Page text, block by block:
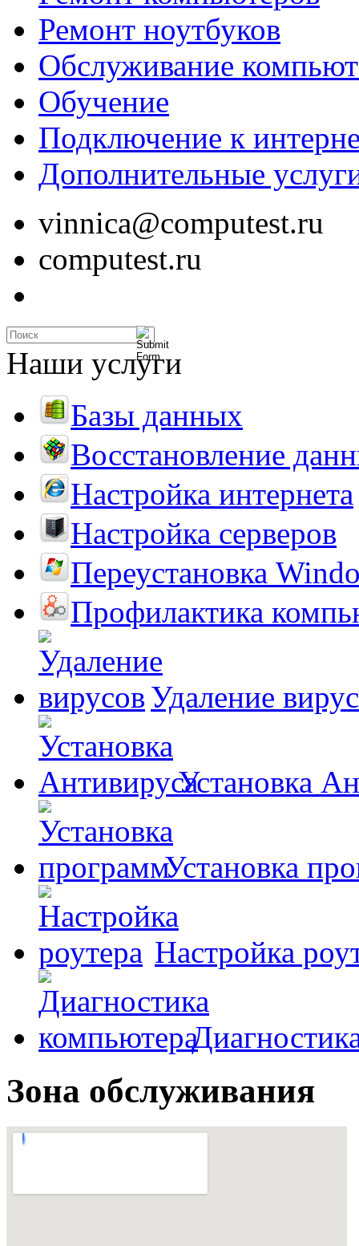
Ремонт ноутбуков
Обслуживание
Обучение
Подключение к
Дополнительные
vinnica@computest.ru
computest.ru
Наши услуги
Базы данных
Восстановление
Настройка интернета
Настройка серверов
Переустановка
Профилактика
Удаление
Установка
Установка
Настройка
Зона обслуживания